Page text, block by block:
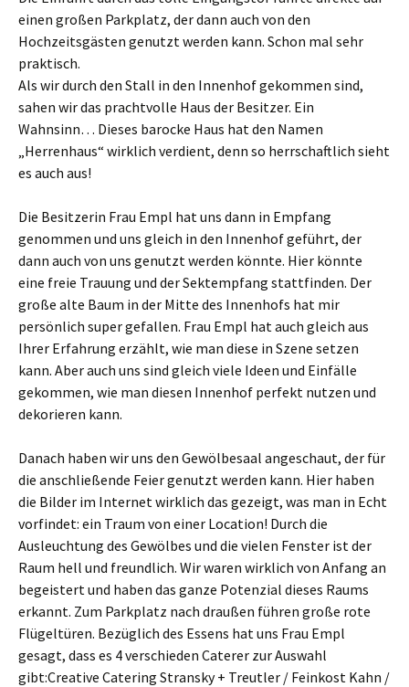
einen großen Parkplatz, der dann auch von den
Hochzeitsgästen genutzt werden kann. Schon mal sehr
praktisch.
Als wir durch den Stall in den Innenhof gekommen sind,
sahen wir das prachtvolle Haus der Besitzer. Ein
Wahnsinn… Dieses barocke Haus hat den Namen
„Herrenhaus“ wirklich verdient, denn so herrschaftlich sieht
es auch aus!
Die Besitzerin Frau Empl hat uns dann in Empfang
genommen und uns gleich in den Innenhof geführt, der
dann auch von uns genutzt werden könnte. Hier könnte
eine freie Trauung und der Sektempfang stattfinden. Der
große alte Baum in der Mitte des Innenhofs hat mir
persönlich super gefallen. Frau Empl hat auch gleich aus
Ihrer Erfahrung erzählt, wie man diese in Szene setzen
kann. Aber auch uns sind gleich viele Ideen und Einfälle
gekommen, wie man diesen Innenhof perfekt nutzen und
dekorieren kann.
Danach haben wir uns den Gewölbesaal angeschaut, der für
die anschließende Feier genutzt werden kann. Hier haben
die Bilder im Internet wirklich das gezeigt, was man in Echt
vorfindet: ein Traum von einer Location! Durch die
Ausleuchtung des Gewölbes und die vielen Fenster ist der
Raum hell und freundlich. Wir waren wirklich von Anfang an
begeistert und haben das ganze Potenzial dieses Raums
erkannt. Zum Parkplatz nach draußen führen große rote
Flügeltüren. Bezüglich des Essens hat uns Frau Empl
gesagt, dass es 4 verschieden Caterer zur Auswahl
gibt:Creative Catering Stransky + Treutler / Feinkost Kahn /